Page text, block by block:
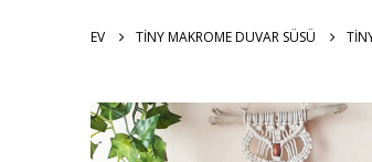
EV TINY MAKROME DUVAR SÜSÜ